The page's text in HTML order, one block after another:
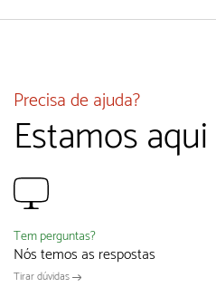
Precisa de ajuda?
Estamos
Tem perguntas?
Nós temos as respostas
Tirar dúvidas